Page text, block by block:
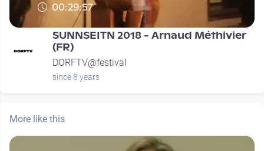
00:29:57
SUNNSEITN 2018 - Arnaud Méthivier
(FR)
DORFTV@festival
since 8 years
More like this